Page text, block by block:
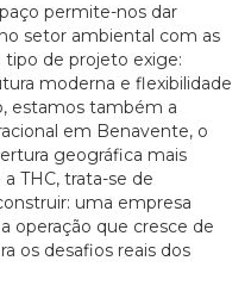
permite-nos dar
setor ambiental com as
tipo de projeto exige:
moderna e flexibilidade
estamos também a
em Benavente, o
geográfica mais
THC, trata-se de
uma empresa
operação que cresce de
os desafios reais dos